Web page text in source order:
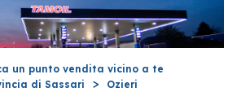
un punto vendita vicino a te
di Sassari
Ozieri